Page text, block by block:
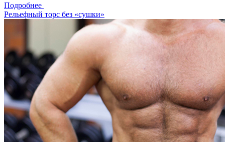
Подробнее
Рельефный торс без «сушки»